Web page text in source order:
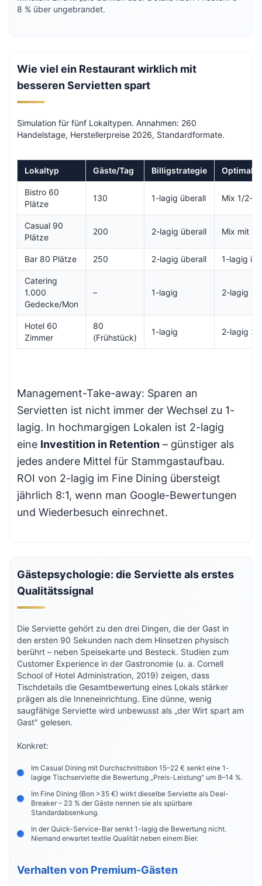
8 % über ungebrandet.
Wie viel ein Restaurant wirklich mit
besseren Servietten spart
Simulation für fünf Lokaltypen. Annahmen: 260
Handelstage, Herstellerpreise 2026, Standardformate.
Lokaltyp Gäste/Tag Billigstrategie Optimale
Bistro 60
Plätze
130 1-lagig überall Mix 1/2-
Casual 90
Plätze
200 2-lagig überall Mix mit
Bar 80 Plätze 250 2-lagig überall 1-lagig im
Catering
1.000
Gedecke/Mon
– 1-lagig 2-lagig
Hotel 60
Zimmer
80
(Frühstück)
1-lagig 2-lagig
Management-Take-away: Sparen an
Servietten ist nicht immer der Wechsel zu 1-
lagig. In hochmargigen Lokalen ist 2-lagig
eine Investition in Retention – günstiger als
jedes andere Mittel für Stammgastaufbau.
ROI von 2-lagig im Fine Dining übersteigt
jährlich 8:1, wenn man Google-Bewertungen
und Wiederbesuch einrechnet.
Gästepsychologie: die Serviette als erstes
Qualitätssignal
Die Serviette gehört zu den drei Dingen, die der Gast in
den ersten 90 Sekunden nach dem Hinsetzen physisch
berührt – neben Speisekarte und Besteck. Studien zum
Customer Experience in der Gastronomie (u. a. Cornell
School of Hotel Administration, 2019) zeigen, dass
Tischdetails die Gesamtbewertung eines Lokals stärker
prägen als die Inneneinrichtung. Eine dünne, wenig
saugfähige Serviette wird unbewusst als „der Wirt spart am
Gast" gelesen.
Konkret:
Im Casual Dining mit Durchschnittsbon 15–22 € senkt eine 1-
lagige Tischserviette die Bewertung „Preis-Leistung" um 8–14 %.
Im Fine Dining (Bon >35 €) wirkt dieselbe Serviette als Deal-
Breaker – 23 % der Gäste nennen sie als spürbare
Standardabsenkung.
In der Quick-Service-Bar senkt 1-lagig die Bewertung nicht.
Niemand erwartet textile Qualität neben einem Bier.
Verhalten von Premium-Gästen